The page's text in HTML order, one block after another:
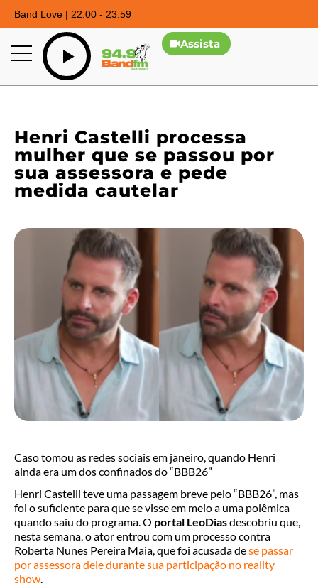
Band Love | 22:00 - 23:59
Assista
Henri Castelli processa
mulher que se passou por
sua assessora e pede
medida cautelar
Caso tomou as redes sociais em janeiro, quando Henri
ainda era um dos confinados do “BBB26”
Henri Castelli teve uma passagem breve pelo “BBB26”, mas
foi o suficiente para que se visse em meio a uma polêmica
quando saiu do programa. O portal LeoDiasdescobriu que,
nesta semana, o ator entrou com um processo contra
Roberta Nunes Pereira Maia, que foi acusada dese passar
por assessora dele durante sua participação no reality
show